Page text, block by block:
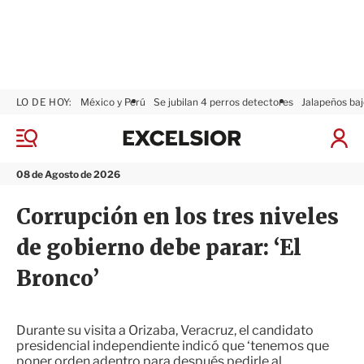
M
n
08 de Agosto de 2026
LO DE HOY: México y Perú Se jubilan 4 perros detectores Jalapeños
I
x
i
r
Corrupción en los tres niveles
de gobierno debe parar: ‘El
Bronco’
Durante su visita a Orizaba, Veracruz, el candidato
presidencial independiente indicó que ‘tenemos que